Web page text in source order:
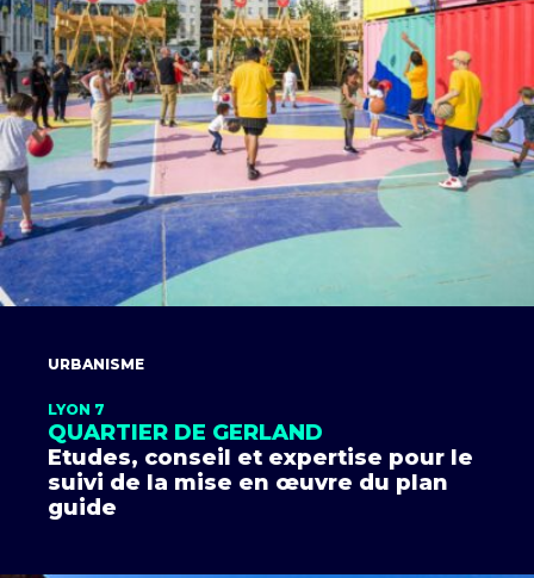
URBANISME
LYON 7
QUARTIER DE GERLAND
Etudes, conseil et expertise pour le
suivi de la mise en œuvre du plan
guide